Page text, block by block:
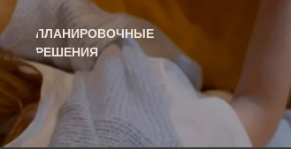
ПЛАНИРОВОЧНЫЕ
РЕШЕНИЯ